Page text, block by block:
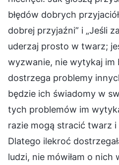
błędów dobrych
dobrej przyjaźni” i „Jeśli
uderzaj prosto w twarz;
wyzwanie, nie wytykaj im
dostrzega problemy
będzie ich świadomy w
tych problemów im
razie mogą stracić twarz i
Dlatego ilekroć
ludzi, nie mówiłam o nich